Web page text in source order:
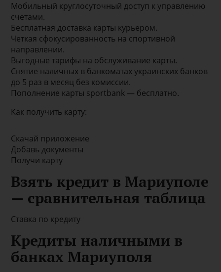
Мобильный круглосуточный доступ к управлению
счетами.
Бесплатная доставка карты курьером.
Четкая сфокусированность на спортивной
направлении.
Выгодные тарифы на обслуживание карты.
Снятие наличных в банкоматах украинских банков
до 5 раз в месяц без комиссии.
Пополнение карты sportbank — бесплатно.
Как получить карту:
Скачай приложение
Добавь документы
Получи карту
Взять кредит в Мариуполе
— сравнительная таблица
Ставка по кредиту
Кредиты наличными в
банках Мариуполя